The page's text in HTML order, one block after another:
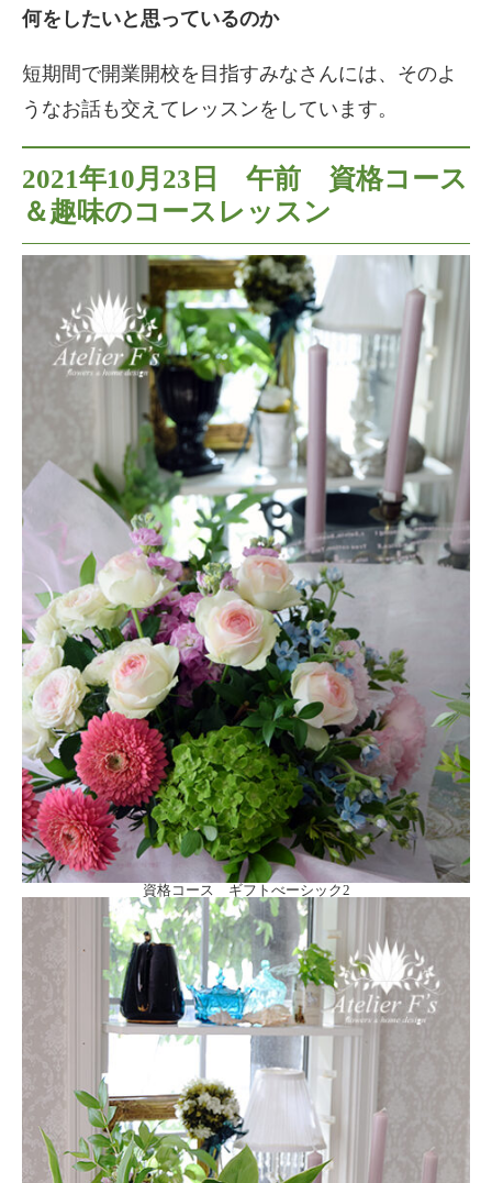
何をしたいと思っているのか
短期間で開業開校を目指すみなさんには、そのよ
うなお話も交えてレッスンをしています。
2021年10月23日 午前 資格コース
＆趣味のコースレッスン
資格コース ギフトべーシック2